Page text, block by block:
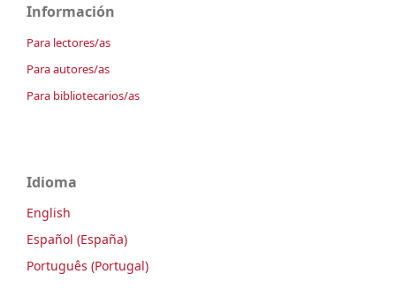
Información
Para lectores/as
Para autores/as
Para bibliotecarios/as
Idioma
English
Español (España)
Português (Portugal)